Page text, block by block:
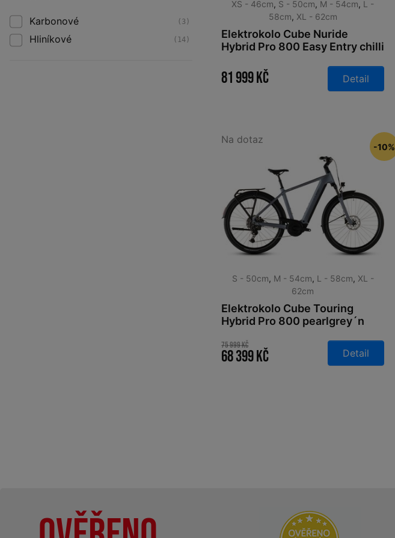
XS - 46cm, S - 50cm, M - 54cm, L -
58cm, XL - 62cm
Elektrokolo Cube Nuride
Hybrid Pro 800 Easy Entry chilli
81 999 Kč Detail
Na dotaz
S - 50cm, M - 54cm, L - 58cm, XL -
62cm
Elektrokolo Cube Touring
Hybrid Pro 800 pearlgrey´n
-10%
75 999 Kč
68 399 Kč Detail
Karbonové (3)
Hliníkové (14)